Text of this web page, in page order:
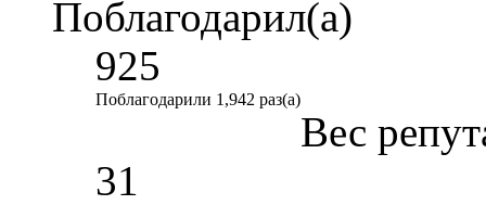
Поблагодарил(а)
925
Поблагодарили 1,942 раз(а)
Вес
31